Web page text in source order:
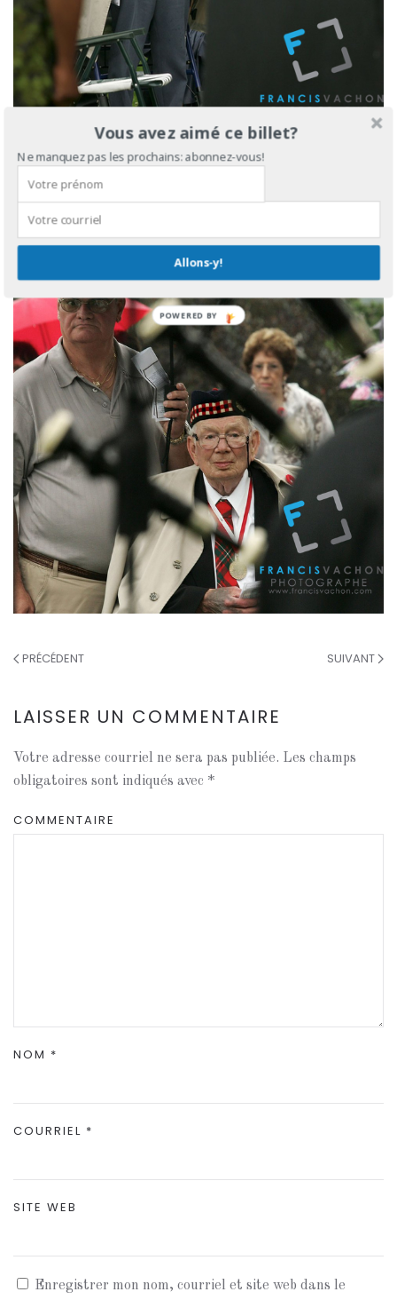
PRÉCÉDENT SUIVANT
LAISSER UN COMMENTAIRE
Votre adresse courriel ne sera pas publiée. Les champs
obligatoires sont indiqués avec *
COMMENTAIRE
NOM *
COURRIEL *
SITE WEB
Enregistrer mon nom, courriel et site web dans le
Vous avez aimé ce billet?
Ne manquez pas les prochains: abonnez-vous!
Allons-y!